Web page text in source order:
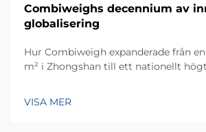
Combiweighs decennium av
globalisering
Hur Combiweigh expanderade från
m² i Zhongshan till ett nationellt
OEM/ODM-konsultation.
VISA MER